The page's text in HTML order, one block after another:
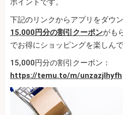
ポイントです。
下記のリンクからアプリをダウ
15,000円分の割引クーポンがも
でお得にショッピングを楽しん
15,000円分の割引クーポン：
https://temu.to/m/unzazjlhyfh